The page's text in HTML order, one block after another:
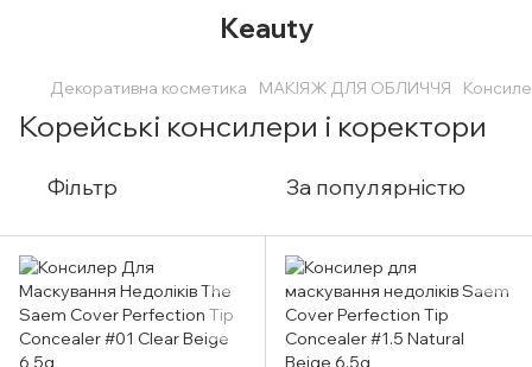
Keauty
Декоративна косметика МАКІЯЖ ДЛЯ ОБЛИЧЧЯ
Корейські консилери і коректори
Фільтр За популярністю